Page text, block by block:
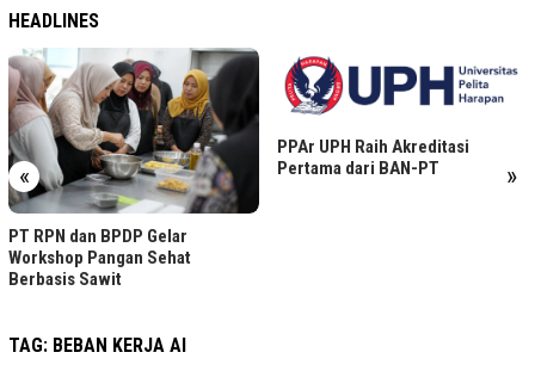
HEADLINES
« »
PT RPN dan BPDP Gelar
Workshop Pangan Sehat
Berbasis Sawit
PPAr UPH Raih Akreditasi
Pertama dari BAN-PT
TAG: BEBAN KERJA AI